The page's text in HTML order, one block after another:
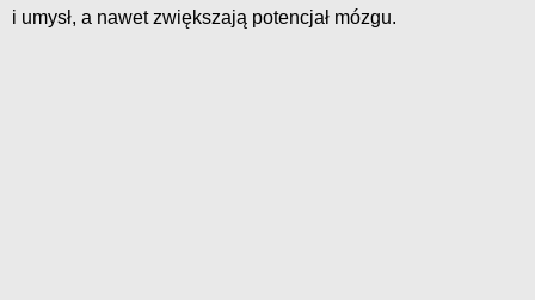
i umysł, a nawet zwiększają potencjał mózgu.